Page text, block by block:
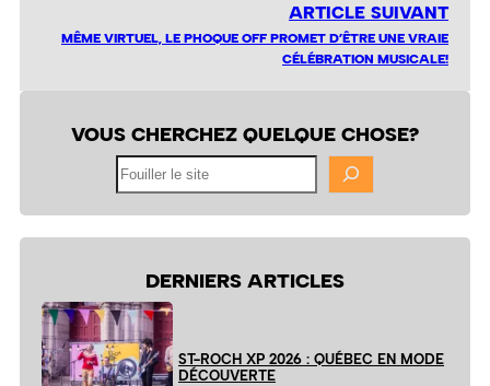
ARTICLE SUIVANT
MÊME VIRTUEL, LE PHOQUE OFF PROMET D’ÊTRE UNE VRAIE
CÉLÉBRATION MUSICALE!
VOUS CHERCHEZ QUELQUE CHOSE?
DERNIERS ARTICLES
ST-ROCH XP 2026 : QUÉBEC EN MODE
DÉCOUVERTE